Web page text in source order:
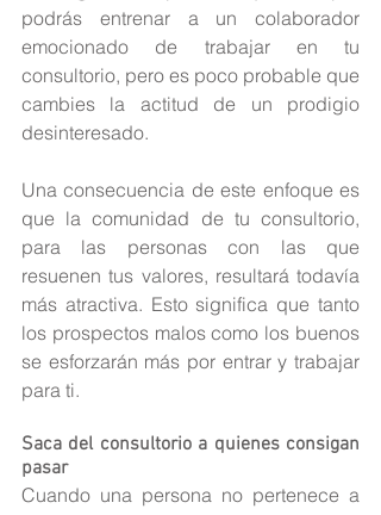
podrás entrenar a un colaborador
emocionado de trabajar en tu
consultorio, pero es poco probable que
cambies la actitud de un prodigio
desinteresado.
Una consecuencia de este enfoque es
que la comunidad de tu consultorio,
para las personas con las que
resuenen tus valores, resultará todavía
más atractiva. Esto significa que tanto
los prospectos malos como los buenos
se esforzarán más por entrar y trabajar
para ti.
Saca del consultorio a quienes consigan
pasar
Cuando una persona no pertenece a